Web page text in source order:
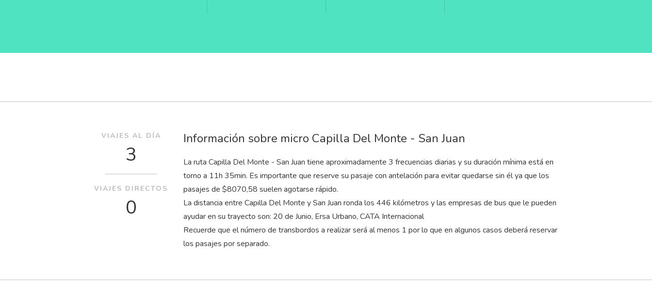
Información sobre micro Capilla Del Monte - San Juan
La ruta Capilla Del Monte - San Juan tiene aproximadamente 3 frecuencias diarias y su duración mínima está en
torno a 11h 35min. Es importante que reserve su pasaje con antelación para evitar quedarse sin él ya que los
pasajes de $8070,58 suelen agotarse rápido.
La distancia entre Capilla Del Monte y San Juan ronda los 446 kilómetros y las empresas de bus que le pueden
ayudar en su trayecto son: 20 de Junio, Ersa Urbano, CATA Internacional
Recuerde que el número de transbordos a realizar será al menos 1 por lo que en algunos casos deberá reservar
los pasajes por separado.
VIAJES AL DÍA
3
VIAJES DIRECTOS
0